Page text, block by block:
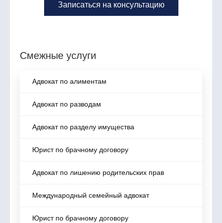
Записаться на консультацию
Смежные услуги
Адвокат по алиментам
Адвокат по разводам
Адвокат по разделу имущества
Юрист по брачному договору
Адвокат по лишению родительских прав
Международный семейный адвокат
Юрист по брачному договору